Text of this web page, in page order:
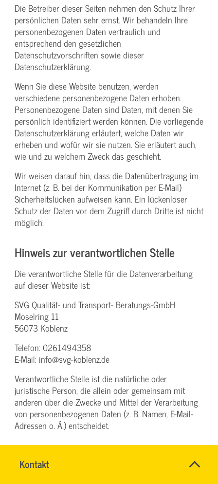
Kontakt
TEAM
Name*
Die Betreiber dieser Seiten nehmen den Schutz Ihrer
persönlichen Daten sehr ernst. Wir behandeln Ihre
personenbezogenen Daten vertraulich und
entsprechend den gesetzlichen
Datenschutzvorschriften sowie dieser
Datenschutzerklärung.
Wenn Sie diese Website benutzen, werden
verschiedene personenbezogene Daten erhoben.
Personenbezogene Daten sind Daten, mit denen Sie
persönlich identifiziert werden können. Die vorliegende
Datenschutzerklärung erläutert, welche Daten wir
erheben und wofür wir sie nutzen. Sie erläutert auch,
wie und zu welchem Zweck das geschieht.
Wir weisen darauf hin, dass die Datenübertragung im
Internet (z. B. bei der Kommunikation per E-Mail)
Sicherheitslücken aufweisen kann. Ein lückenloser
Schutz der Daten vor dem Zugriff durch Dritte ist nicht
möglich.
Hinweis zur verantwortlichen Stelle
Die verantwortliche Stelle für die Datenverarbeitung
auf dieser Website ist:
SVG Qualität- und Transport- Beratungs-GmbH
Moselring 11
56073 Koblenz
Telefon: 0261494358
E-Mail: info@svg-koblenz.de
Verantwortliche Stelle ist die natürliche oder
juristische Person, die allein oder gemeinsam mit
anderen über die Zwecke und Mittel der Verarbeitung
von personenbezogenen Daten (z. B. Namen, E-Mail-
Adressen o. Ä.) entscheidet.